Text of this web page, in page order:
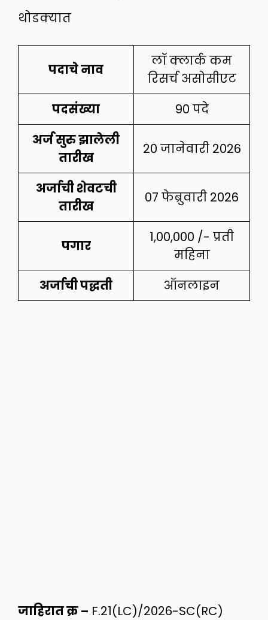
थोडक्यात
पदाचे नाव
लॉ क्लार्क कम
रिसर्च असोसीएट
पदसंख्या
90 पदे
अर्ज सुरु झालेली
तारीख
20 जानेवारी 2026
अर्जाची शेवटची
तारीख
07 फेब्रुवारी 2026
पगार
1,00,000 /- प्रती
महिना
अर्जाची पद्धती
ऑनलाइन
जाहिरात क्र – F.21(LC)/2026-SC(RC)